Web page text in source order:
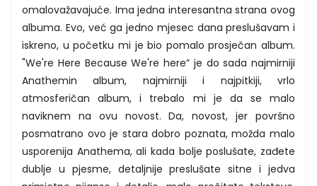
omalovažavajuće. Ima jedna interesantna strana ovog
albuma. Evo, već ga jedno mjesec dana preslušavam i
iskreno, u početku mi je bio pomalo prosječan album.
"We're Here Because We're here” je do sada najmirniji
Anathemin album, najmirniji i najpitkiji, vrlo
atmosferičan album, i trebalo mi je da se malo
naviknem na ovu novost. Da, novost, jer površno
posmatrano ovo je stara dobro poznata, možda malo
usporenija Anathema, ali kada bolje poslušate, zađete
dublje u pjesme, detaljnije preslušate sitne i jedva